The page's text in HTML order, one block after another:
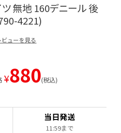
ツ 無地 160デニール 後
4221)
ビューを見る
¥880 税込
当日発送
11:59まで